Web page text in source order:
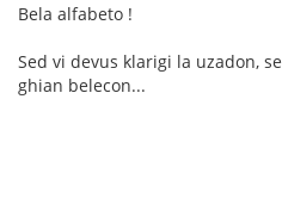
Bela alfabeto !
Sed vi devus klarigi la uzadon,
ghian belecon...